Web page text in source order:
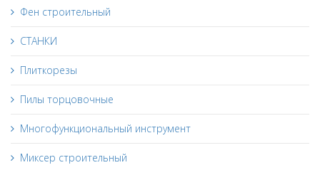
Фен строительный
СТАНКИ
Плиткорезы
Пилы торцовочные
Многофункциональный инструмент
Миксер строительный